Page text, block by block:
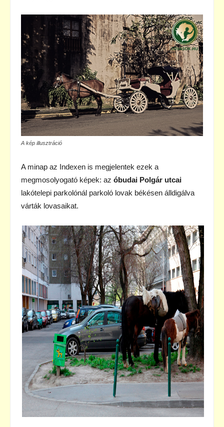
A kép illusztráció
A minap az Indexen is megjelentek ezek a
megmosolyogató képek: az óbudai Polgár utcai
lakótelepi parkolónál parkoló lovak békésen álldigálva
várták lovasaikat.